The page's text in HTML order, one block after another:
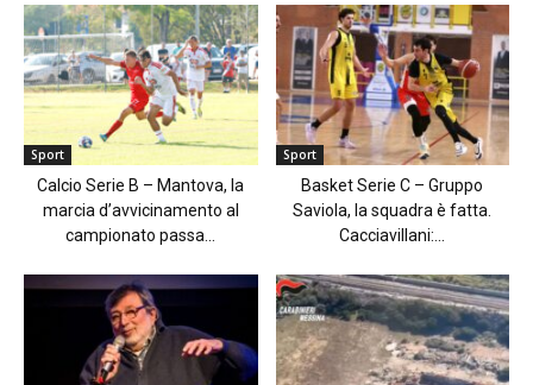
Sport
Calcio Serie B – Mantova, la
marcia d’avvicinamento al
campionato passa...
Sport
Basket Serie C – Gruppo
Saviola, la squadra è fatta.
Cacciavillani:...